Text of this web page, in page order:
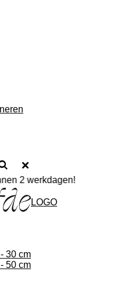
2 werkdagen!
LOGO
30 cm
50 cm